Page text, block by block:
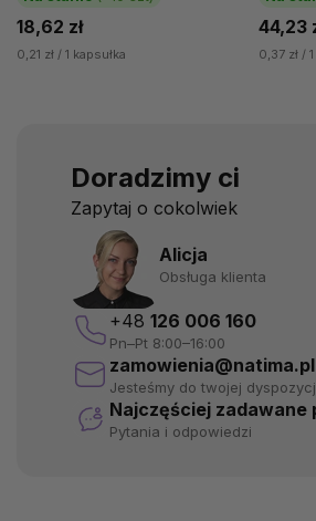
18,62 zł
0,21 zł / 1 kapsułka
44,23
0,37 zł /
Doradzimy ci
Zapytaj o cokolwiek
Alicja
Obsługa klienta
+48 126 006 160
Pn–Pt 8:00–16:00
zamowienia@natima.pl
Jesteśmy do twojej
Najczęściej zadawane
Pytania i odpowiedzi